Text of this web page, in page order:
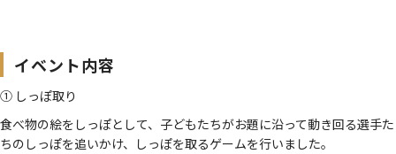
イベント内容
① しっぽ取り
食べ物の絵をしっぽとして、子どもたちがお題に沿って動き回る選手た
ちのしっぽを追いかけ、しっぽを取るゲームを行いました。